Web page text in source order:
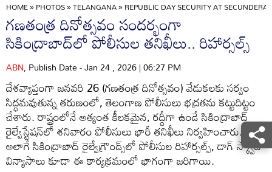
HOME»PHOTOS»TELANGANA»REPUBLIC DAY SECURITY AT
గణతంత్ర దినోత్సవం సందర్భంగా
సికింద్రాబాద్‌లో పోలీసుల తనిఖీలు.. రిహార్సల్స్
ABN, Publish Date - Jan 24 , 2026 | 06:27 PM
దేశవ్యాప్తంగా జనవరి 26 (గణతంత్ర దినోత్సవం) వేడుకలకు సర్వం
సిద్ధమవుతున్న తరుణంలో, తెలంగాణ పోలీసులు భద్రతను కట్టుదిట్టం
చేశారు. రాష్ట్రంలోనే అత్యంత కీలకమైన, రద్దీగా ఉండే సికింద్రాబాద్
రైల్వేస్టేషన్‌లో శనివారం పోలీసులు భారీ తనిఖీలు నిర్వహించారు.
అలాగే సికింద్రాబాద్ రైల్వేగ్రౌండ్స్‌లో పోలీసుల రిహార్సల్స్, డాగ్ స్క్వాడ్
విన్యాసాలు కూడా ఈ కార్యక్రమంలో భాగంగా జరిగాయి.